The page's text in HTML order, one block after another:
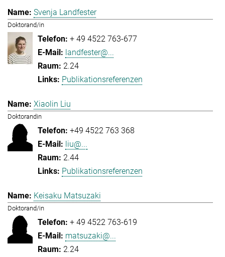
Svenja Landfester
Doktorand/in
+ 49 4522 763-677
landfester@...
2.24
Publikationsreferenzen
Xiaolin Liu
Doktorandin
+49 4522 763 368
liu@...
2.44
Publikationsreferenzen
Keisaku Matsuzaki
Doktorand/in
+ 49 4522 763-619
matsuzaki@...
2.24